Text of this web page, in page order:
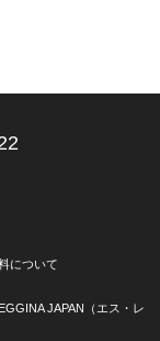
について
JAPAN（エス・レ